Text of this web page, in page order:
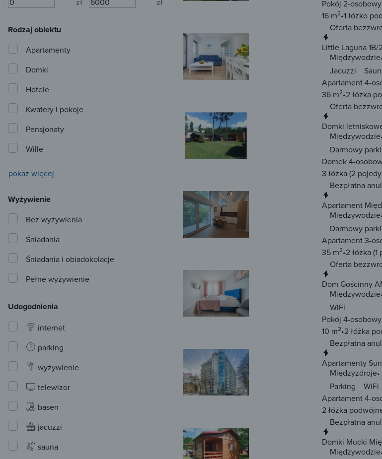
Pokój 2-osobowy
16 m2 1 łóżko
Oferta
Little Laguna 1B/
Międzywodzie
Jacuzzi
Apartament 4-
36 m2 2 łóżka
Oferta
Domki
Międzywodzie
Darmowy
Domek 4-
3 łóżka(2
Bezpłatna
Apartament
Międzywodzie
Darmowy
Apartament 3-
35 m2 2 łóżka(1
Oferta
Dom Gościnny
Międzywodzie
WiFi
Pokój 4-osobowy
10 m2 2 łóżka
Bezpłatna
Międzyzdroje
Parking
WiFi
Apartament 4-
2 łóżka
Bezpłatna
Domki Mucki
Międzywodzie
Rodzaj obiektu
Apartamenty
Domki
Hotele
Kwatery i pokoje
Pensjonaty
Wille
pokaż więcej
Wyżywienie
Bez wyżywienia
Śniadania
Śniadania i obiadokolacje
Pełne wyżywienie
Udogodnienia
internet
parking
wyżywienie
telewizor
basen
jacuzzi
sauna